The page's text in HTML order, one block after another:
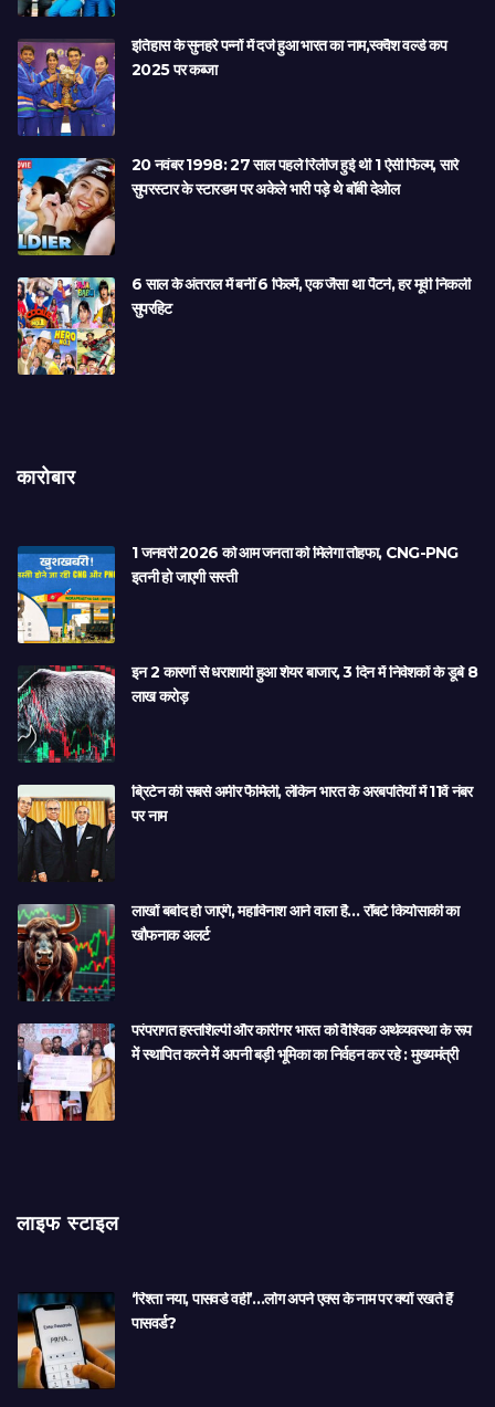
इतिहास के सुनहरे पन्नों में दर्ज हुआ भारत का नाम,स्क्वैश वर्ल्ड कप
2025 पर कब्जा
20 नवंबर 1998: 27 साल पहले रिलीज हुई थी 1 ऐसी फिल्म, सारे
सुपरस्टार के स्टारडम पर अकेले भारी पड़े थे बॉबी देओल
6 साल के अंतराल में बनीं 6 फिल्में, एक जैसा था पैटर्न, हर मूवी निकली
सुपरहिट
कारोबार
1 जनवरी 2026 को आम जनता को मिलेगा तोहफा, CNG-PNG
इतनी हो जाएगी सस्ती
इन 2 कारणों से धराशायी हुआ शेयर बाजार, 3 दिन में निवेशकों के डूबे 8
लाख करोड़
ब्रिटेन की सबसे अमीर फैमिली, लेकिन भारत के अरबपतियों में 11वें नंबर
पर नाम
लाखों बर्बाद हो जाएंगे, महाविनाश आने वाला है… रॉबर्ट कियोसाकी का
खौफनाक अलर्ट
परंपरागत हस्तशिल्पी और कारीगर भारत को वैश्विक अर्थव्यवस्था के रूप
में स्थापित करने में अपनी बड़ी भूमिका का निर्वहन कर रहे : मुख्यमंत्री
लाइफ स्टाइल
‘रिश्ता नया, पासवर्ड वही’…लोग अपने एक्स के नाम पर क्यों रखते हैं
पासवर्ड?